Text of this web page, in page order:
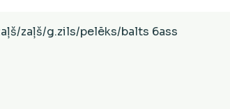
Ātrais skats
zaļš/g.zils/pelēks/balts 6ass